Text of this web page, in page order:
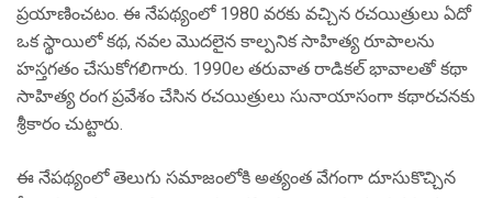
ప్రయాణించటం. ఈ నేపథ్యంలో 1980 వరకు వచ్చిన రచయిత్రులు ఏదో
ఒక స్థాయిలో కథ, నవల మొదలైన కాల్పనిక సాహిత్య రూపాలను
హస్తగతం చేసుకోగలిగారు. 1990ల తరువాత రాడికల్ భావాలతో కథా
సాహిత్య రంగ ప్రవేశం చేసిన రచయిత్రులు సునాయాసంగా కథారచనకు
శ్రీకారం చుట్టారు.
ఈ నేపథ్యంలో తెలుగు సమాజంలోకి అత్యంత వేగంగా దూసుకొచ్చిన